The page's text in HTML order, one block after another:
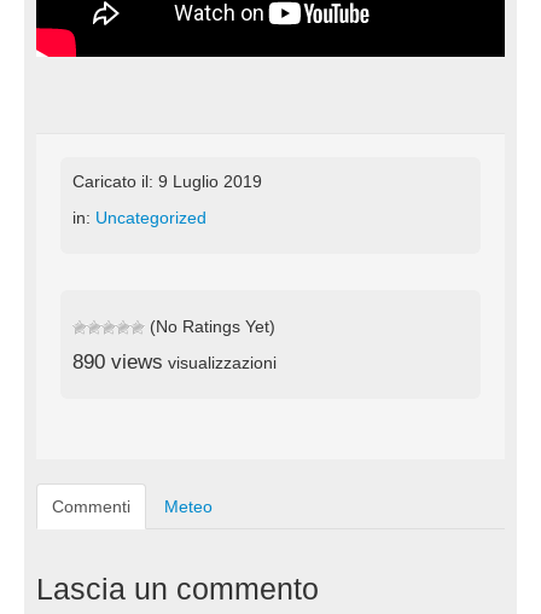
Caricato il: 9 Luglio 2019
in: Uncategorized
(No Ratings Yet)
890 views visualizzazioni
Commenti Meteo
Lascia un commento